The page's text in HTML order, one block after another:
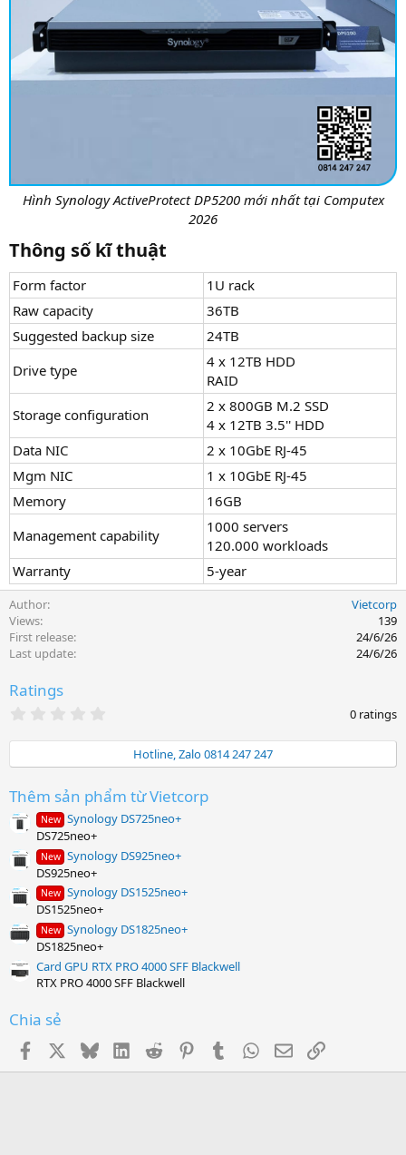
Hình Synology ActiveProtect DP5200 mới nhất tại Computex
2026
Thông số kĩ thuật​
Form factor
1U rack
Raw capacity
36TB
Suggested backup size
24TB
Drive type
4 x 12TB HDD
RAID
Storage configuration
2 x 800GB M.2 SSD
4 x 12TB 3.5'' HDD
Data NIC
2 x 10GbE RJ-45
Mgm NIC
1 x 10GbE RJ-45
Memory
16GB
Management capability
1000 servers
120.000 workloads
Warranty
5-year
Author
Vietcorp
Views
139
First release
24/6/26
Last update
24/6/26
Ratings
0
s
a
r
(
0 ratings
Hotline, Zalo 0814 247 247
Thêm sản phẩm từ Vietcorp
New Synology DS725neo+
DS725neo+
New Synology DS925neo+
DS925neo+
New Synology DS1525neo+
DS1525neo+
New Synology DS1825neo+
DS1825neo+
Card GPU RTX PRO 4000 SFF Blackwell
RTX PRO 4000 SFF Blackwell
Chia sẻ
Facebook BlueskyLinkedInReddit PinterestTumblr WhatsApp
EmailLink